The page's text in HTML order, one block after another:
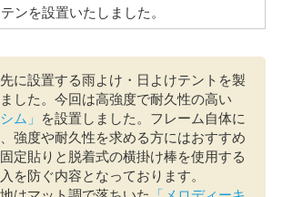
ンを設置いたしました。
に設置する雨よけ・日よけテントを製
した。今回は高強度で耐久性の高い
ム」
を設置しました。フレーム自体に
強度や耐久性を求める方にはおすすめ
定貼りと脱着式の横掛け棒を使用する
を防ぐ内容となっております。